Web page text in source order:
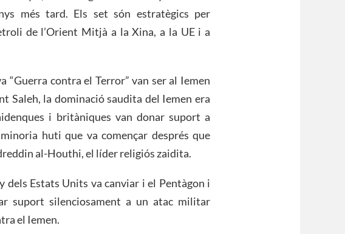
més tard. Els set són estratègics per
de l’Orient Mitjà a la Xina, a la UE i a
“Guerra contra el Terror” van ser al Iemen
Saleh, la dominació saudita del Iemen era
i britàniques van donar suport a
huti que va començar després que
al-Houthi, el líder religiós zaidita.
dels Estats Units va canviar i el Pentàgon i
suport silenciosament a un atac militar
el Iemen.